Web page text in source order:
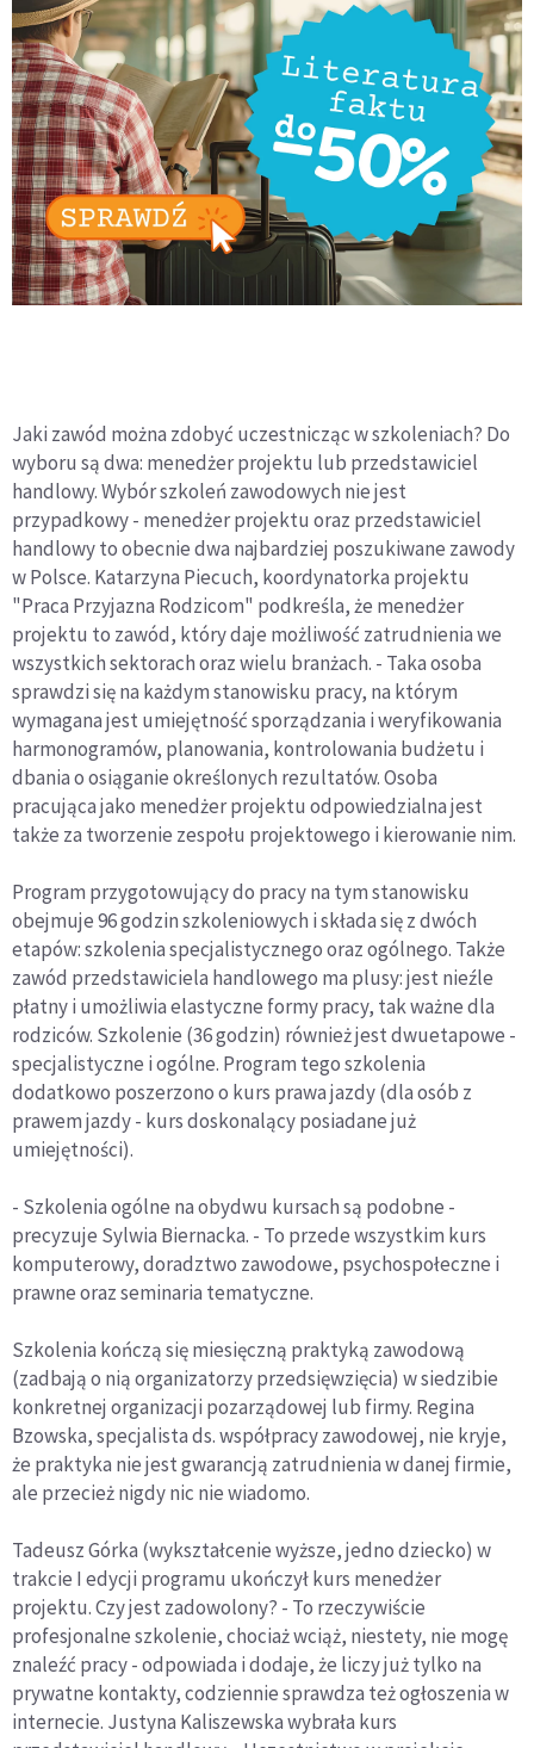
Jaki zawód można zdobyć uczestnicząc w szkoleniach? Do
wyboru są dwa: menedżer projektu lub przedstawiciel
handlowy. Wybór szkoleń zawodowych nie jest
przypadkowy - menedżer projektu oraz przedstawiciel
handlowy to obecnie dwa najbardziej poszukiwane zawody
w Polsce. Katarzyna Piecuch, koordynatorka projektu
"Praca Przyjazna Rodzicom" podkreśla, że menedżer
projektu to zawód, który daje możliwość zatrudnienia we
wszystkich sektorach oraz wielu branżach. - Taka osoba
sprawdzi się na każdym stanowisku pracy, na którym
wymagana jest umiejętność sporządzania i weryfikowania
harmonogramów, planowania, kontrolowania budżetu i
dbania o osiąganie określonych rezultatów. Osoba
pracująca jako menedżer projektu odpowiedzialna jest
także za tworzenie zespołu projektowego i kierowanie nim.
Program przygotowujący do pracy na tym stanowisku
obejmuje 96 godzin szkoleniowych i składa się z dwóch
etapów: szkolenia specjalistycznego oraz ogólnego. Także
zawód przedstawiciela handlowego ma plusy: jest nieźle
płatny i umożliwia elastyczne formy pracy, tak ważne dla
rodziców. Szkolenie (36 godzin) również jest dwuetapowe -
specjalistyczne i ogólne. Program tego szkolenia
dodatkowo poszerzono o kurs prawa jazdy (dla osób z
prawem jazdy - kurs doskonalący posiadane już
umiejętności).
- Szkolenia ogólne na obydwu kursach są podobne -
precyzuje Sylwia Biernacka. - To przede wszystkim kurs
komputerowy, doradztwo zawodowe, psychospołeczne i
prawne oraz seminaria tematyczne.
Szkolenia kończą się miesięczną praktyką zawodową
(zadbają o nią organizatorzy przedsięwzięcia) w siedzibie
konkretnej organizacji pozarządowej lub firmy. Regina
Bzowska, specjalista ds. współpracy zawodowej, nie kryje,
że praktyka nie jest gwarancją zatrudnienia w danej firmie,
ale przecież nigdy nic nie wiadomo.
Tadeusz Górka (wykształcenie wyższe, jedno dziecko) w
trakcie I edycji programu ukończył kurs menedżer
projektu. Czy jest zadowolony? - To rzeczywiście
profesjonalne szkolenie, chociaż wciąż, niestety, nie mogę
znaleźć pracy - odpowiada i dodaje, że liczy już tylko na
prywatne kontakty, codziennie sprawdza też ogłoszenia w
internecie. Justyna Kaliszewska wybrała kurs